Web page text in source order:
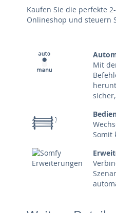
Kaufen Sie die perfekte
Onlineshop und steuern
Mit
Somit